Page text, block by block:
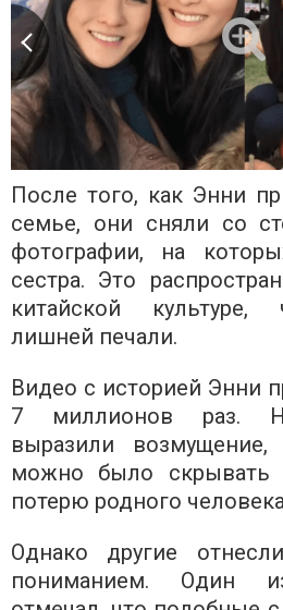
После того, как Энни
семье, они сняли со
фотографии, на
сестра. Это
китайской культуре,
лишней печали.
Видео с историей Энни
7 миллионов раз.
выразили
можно было скрывать
потерю родного
Однако другие
пониманием. Один